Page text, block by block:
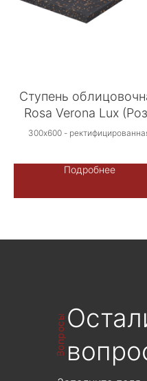
Ступень
Rosa Verona Lux
Верона Люкс)
300х600 -
Возможно индивидуальное
Подробнее
Вопросы